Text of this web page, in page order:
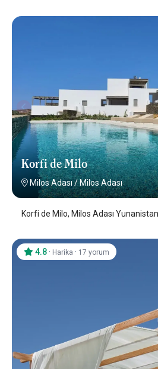
Korfi de Milo
Milos Adası/Milos Adası
Korfi de Milo, Milos Adası Yunanistan
4.8 · Harika · 17 yorum